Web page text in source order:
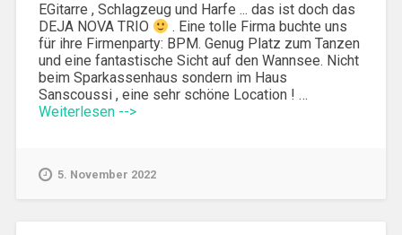
EGitarre , Schlagzeug und Harfe ... das ist doch das
DEJA NOVA TRIO
. Eine tolle Firma buchte uns
für ihre Firmenparty: BPM. Genug Platz zum Tanzen
und eine fantastische Sicht auf den Wannsee. Nicht
beim Sparkassenhaus sondern im Haus
Sanscoussi , eine sehr schöne Location ! …
Weiterlesen -->
5. November 2022